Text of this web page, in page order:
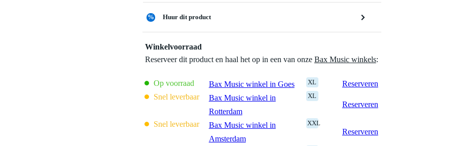
% Huur dit product
Winkelvoorraad
Reserveer dit product en haal het op in een van onze Bax Music winkels:
Op voorraad Bax Music winkel in Goes XL
Reserveren
Snel leverbaar
Bax Music winkel in
Rotterdam
XL
Reserveren
Snel leverbaar
Bax Music winkel in
Amsterdam
XXL
Reserveren